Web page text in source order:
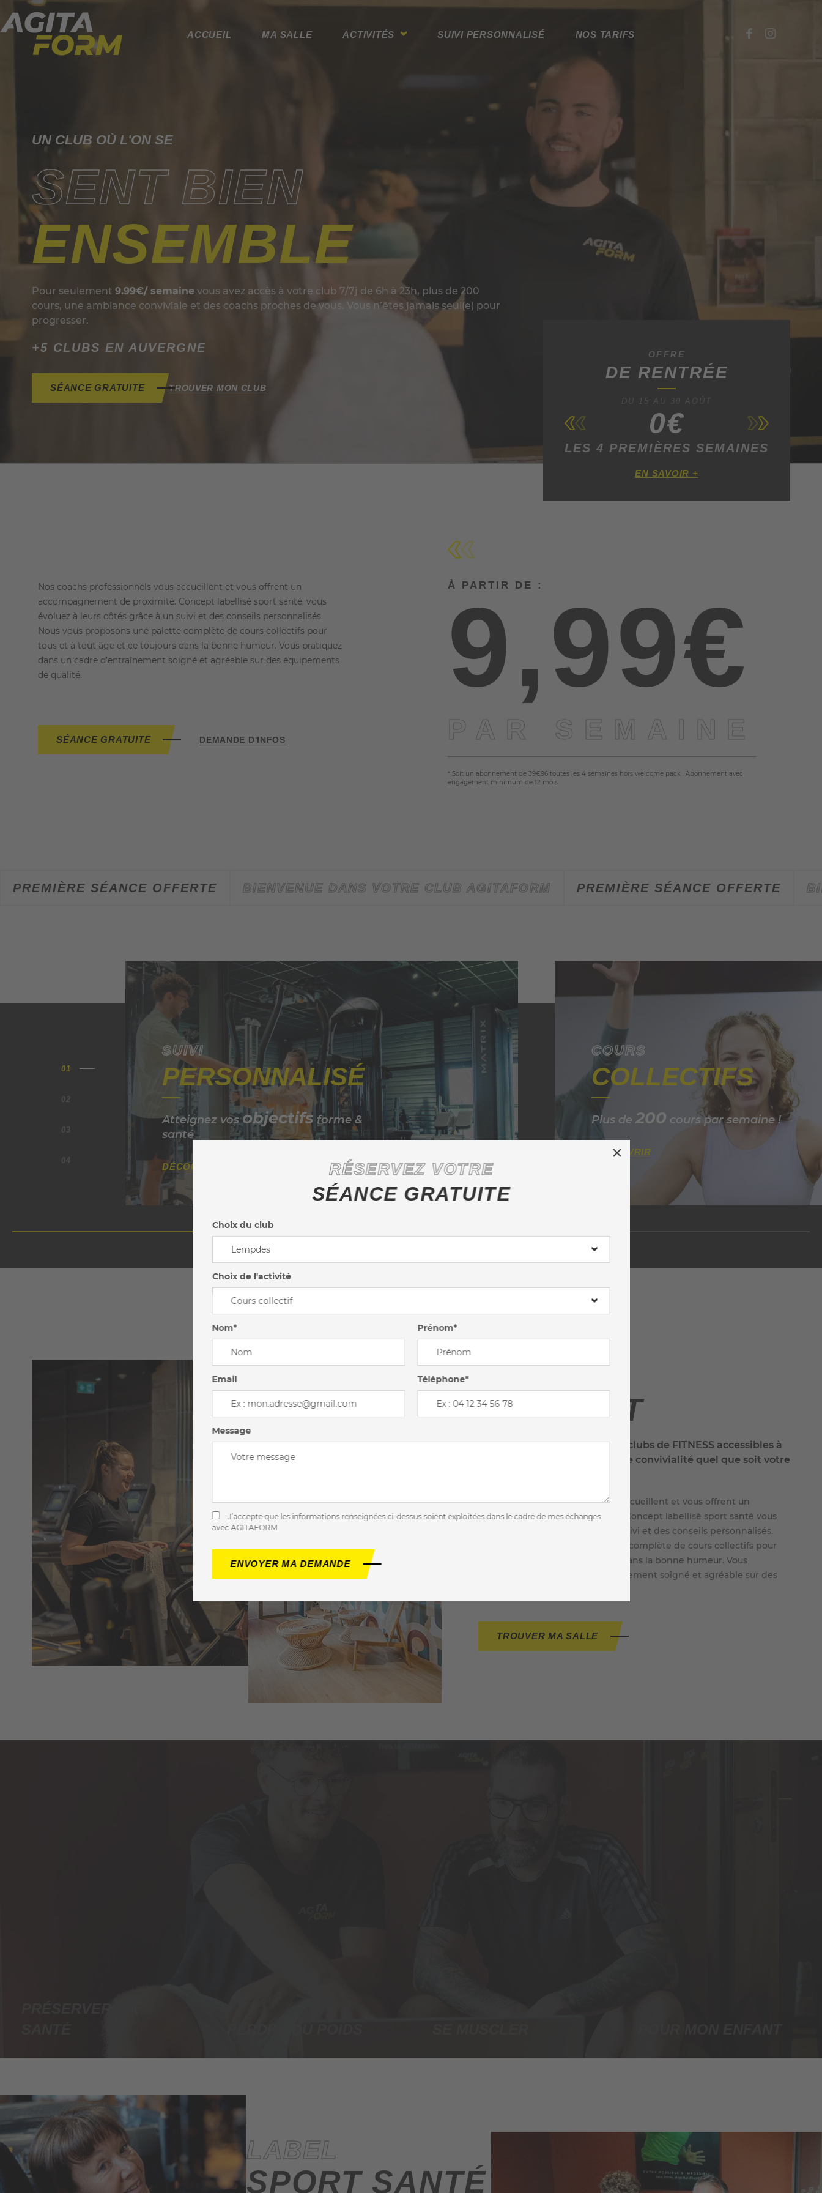
ACCUEIL MA SALLE ACTIVITÉS SUIVI PERSONNALISÉ NOS TARIFS
UN CLUB OÙ L'ON SE
SENT BIEN
ENSEMBLE
Pour seulement 9.99€/ semaine vous avez accès à votre club 7/7j de 6h à 23h, plus de 200
cours, une ambiance conviviale et des coachs proches de vous. Vous n’êtes jamais seul(e) pour
progresser.
+5 CLUBS EN AUVERGNE
SÉANCE GRATUITE TROUVER MON CLUB
OFFRE
DE RENTRÉE
DU 15 AU 30 AOÛT
0€
LES 4 PREMIÈRES SEMAINES
EN SAVOIR +
Nos coachs professionnels vous accueillent et vous offrent un
accompagnement de proximité. Concept labellisé sport santé, vous
évoluez à leurs côtés grâce à un suivi et des conseils personnalisés.
Nous vous proposons une palette complète de cours collectifs pour
tous et à tout âge et ce toujours dans la bonne humeur. Vous pratiquez
dans un cadre d’entraînement soigné et agréable sur des équipements
de qualité.
SÉANCE GRATUITE DEMANDE D'INFOS
À PARTIR DE :
9,99€
PAR SEMAINE
* Soit un abonnement de 39€96 toutes les 4 semaines hors welcome pack . Abonnement avec
engagement minimum de 12 mois
PREMIÈRE SÉANCE OFFERTE BIENVENUE DANS VOTRE CLUB AGITAFORM PREMIÈRE SÉANCE OFFERTE
SUIVI
PERSONNALISÉ
Atteignez vosobjectifs forme &
santé
DÉCOUVRIR
COURS
COLLECTIFS
Plus de 200 cours par semaine !
DÉCOUVRIR
01
02
03
04
CONCEPT
AGITAFORM est un réseau de clubs de FITNESS accessibles à
tous. L’idée, pratiquer en toute convivialité quel que soit votre
Nos coachs professionnels vous accueillent et vous offrent un
accompagnement de proximité. Concept labellisé sport santé vous
évoluez à leurs côtés grâce à un suivi et des conseils personnalisés.
Nous vous proposons une palette complète de cours collectifs pour
tous et à tout âge et ce toujours dans la bonne humeur. Vous
pratiquez dans un cadre d’entraînement soigné et agréable sur des
TROUVER MA SALLE
LABEL
SPORT SANTÉ
RÉSERVEZ VOTRE
SÉANCE GRATUITE
Choix du club
Choix de l'activité
Nom* Prénom*
Email Téléphone*
Message
J’accepte que les informations renseignées ci-dessus soient exploitées dans le cadre de mes échanges
avec AGITAFORM.